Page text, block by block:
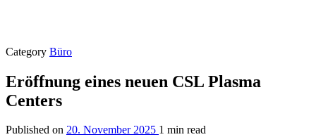
Category Büro
Eröffnung eines neuen CSL Plasma
Centers
Published on 20. November 2025 1 min read